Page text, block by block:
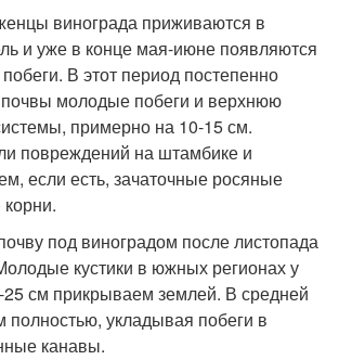
винограда приживаются в
и уже в конце мая-июне появляются
В этот период постепенно
молодые побеги и верхнюю
примерно на 10-15 см.
повреждений на штамбике и
если есть, зачаточные росяные
под виноградом после листопада
кустики в южных регионах у
см прикрываем землей. В средней
полностью, укладывая побеги в
канавы.